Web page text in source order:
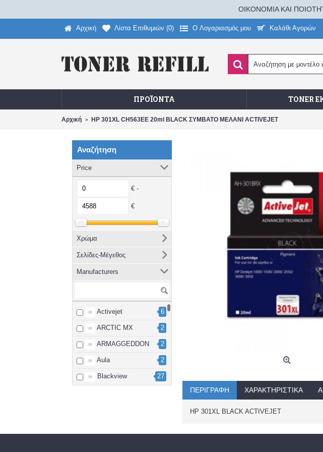
ΟΙΚΟΝΟΜΙΑ ΚΑΙ
Αρχική Λίστα Επιθυμιών (0) O Λογαριασμός μου Καλάθι Αγορών
ΠΡΟΪΌΝΤΑ TONER
Αρχική HP 301XL CH563EE 20ml BLACK ΣΥΜΒΑΤΟ ΜΕΛΑΝΙ ACTIVEJET
Αναζήτηση
Price
€ -
€
Χρώμα
Σελίδες-Μέγεθος
Manufacturers
Activejet 6
ARCTIC MX 2
ARMAGGEDDON 2
Aula 2
Blackview 27
ΠΕΡΙΓΡΑΦΉ ΧΑΡΑΚΤΗΡΙΣΤΙΚΆ
HP 301XL BLACK ACTIVEJET